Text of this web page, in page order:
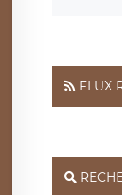
FLUX